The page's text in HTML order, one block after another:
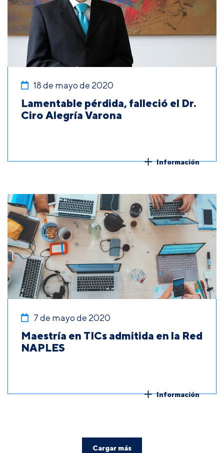
18 de mayo de 2020
Lamentable pérdida, falleció el Dr.
Ciro Alegría Varona
Información
7 de mayo de 2020
Maestría en TICs admitida en la Red
NAPLES
Información
Cargar más